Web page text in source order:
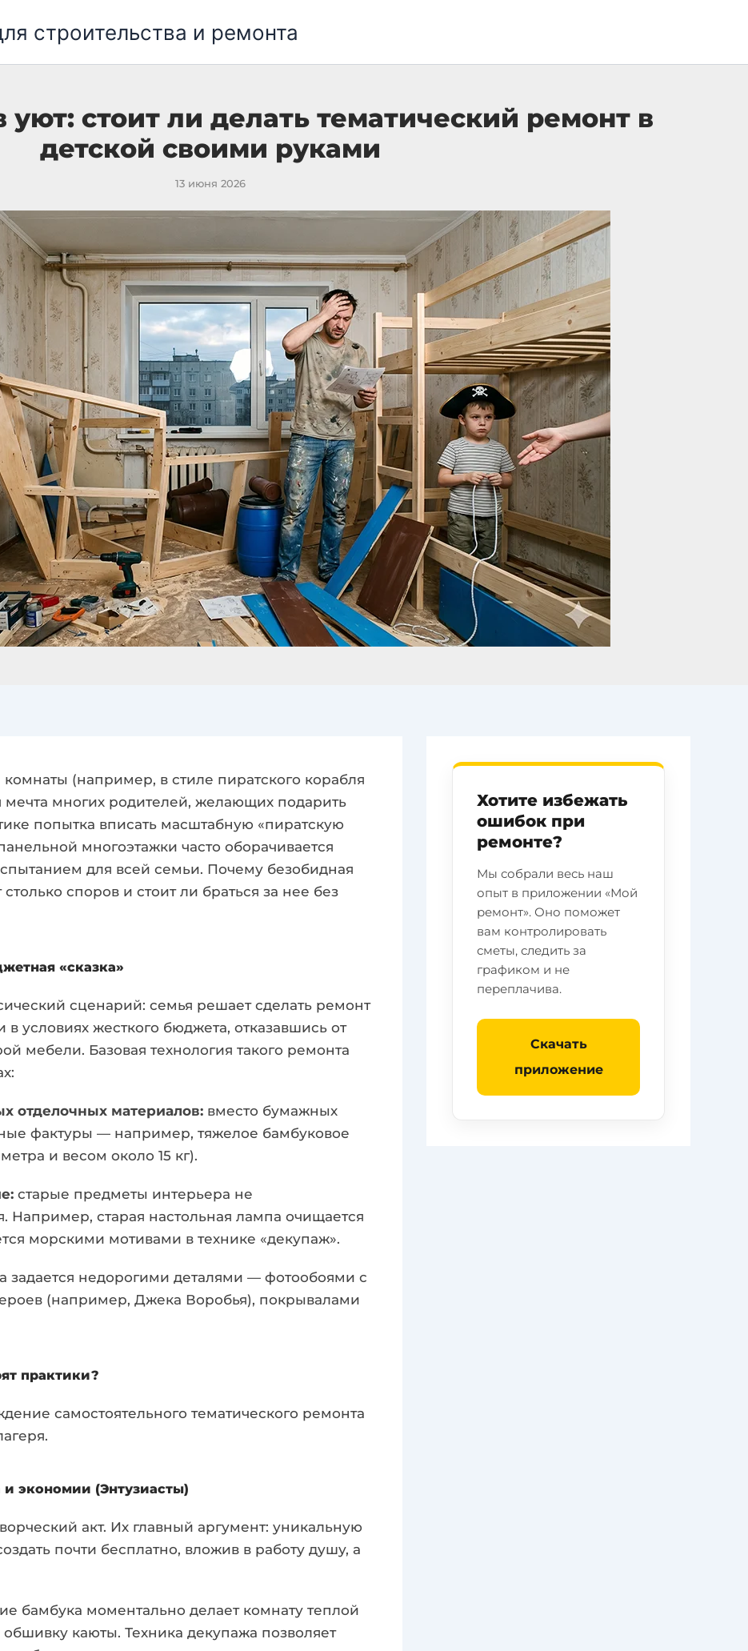
строительства и ремонта
стоит ли делать тематический ремонт в
детской своими руками
13 июня 2026
(например, в стиле пиратского корабля
многих родителей, желающих подарить
попытка вписать масштабную «пиратскую
многоэтажки часто оборачивается
для всей семьи. Почему безобидная
споров и стоит ли браться за нее без
«сказка»
сценарий: семья решает сделать ремонт
условиях жесткого бюджета, отказавшись от
мебели. Базовая технология такого ремонта
отделочных материалов: вместо бумажных
фактуры — например, тяжелое бамбуковое
и весом около 15 кг).
старые предметы интерьера не
Например, старая настольная лампа очищается
морскими мотивами в технике «декупаж».
задается недорогими деталями — фотообоями с
(например, Джека Воробья), покрывалами
практики?
самостоятельного тематического ремонта
и экономии (Энтузиасты)
акт. Их главный аргумент: уникальную
почти бесплатно, вложив в работу душу, а
бамбука моментально делает комнату теплой
каюты. Техника декупажа позволяет
Хотите избежать
ошибок при
ремонте?
Мы собрали весь наш
опыт в приложении «Мой
ремонт». Оно поможет
вам контролировать
сметы, следить за
графиком и не
переплачива.
Скачать
приложение